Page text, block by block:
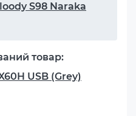
S98 Naraka
товар:
USB (Grey)